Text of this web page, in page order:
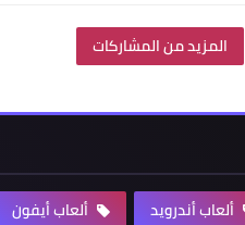
المزيد من المشاركات
ألعاب أندرويد ألعاب أيفون